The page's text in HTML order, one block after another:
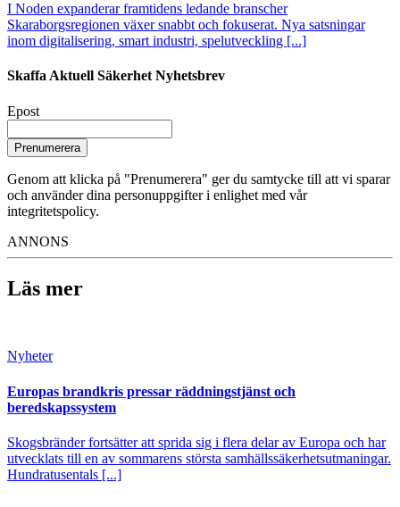
I Noden expanderar framtidens ledande branscher
Skaraborgsregionen växer snabbt och fokuserat. Nya satsningar
inom digitalisering, smart industri, spelutveckling [...]
Skaffa Aktuell Säkerhet Nyhetsbrev
Epost
Prenumerera
Genom att klicka på "Prenumerera" ger du samtycke till att vi sparar
och använder dina personuppgifter i enlighet med vår
integritetspolicy.
ANNONS
Läs mer
Nyheter
Europas brandkris pressar räddningstjänst och
beredskapssystem
Skogsbränder fortsätter att sprida sig i flera delar av Europa och har
utvecklats till en av sommarens största samhällssäkerhetsutmaningar.
Hundratusentals [...]